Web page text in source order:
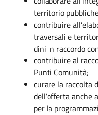
territorio
contribuire
traversali e
dini in raccordo
contribuire al
Punti Comunità;
curare la raccolta
dell’offerta
per la